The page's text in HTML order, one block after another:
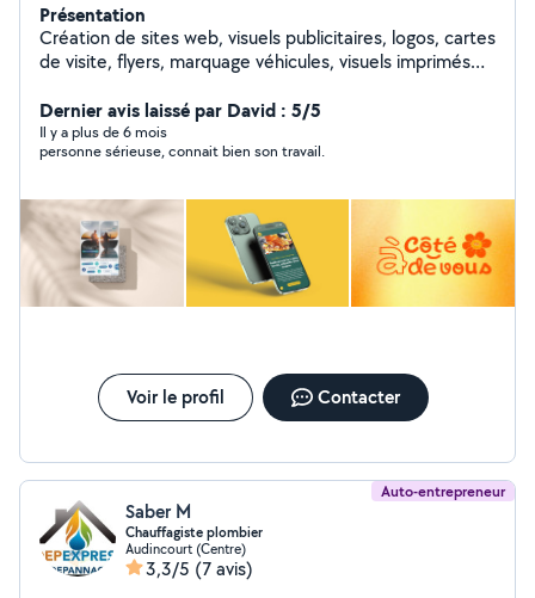
Présentation
Création de sites web, visuels publicitaires, logos, cartes
de visite, flyers, marquage véhicules, visuels imprimés
Dernier avis laissé par David : 5/5
Il y a plus de 6 mois
personne sérieuse, connait bien son travail.
Voir le profil Contacter
Auto-entrepreneur
Saber M
Chauffagiste plombier
Audincourt (Centre)
3,3/5 (7 avis)